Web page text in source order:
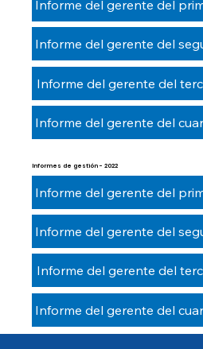
Informe del gerente del
Informe del gerente del
Informes de gestión - 2022
Informe del gerente del
Informe del gerente del